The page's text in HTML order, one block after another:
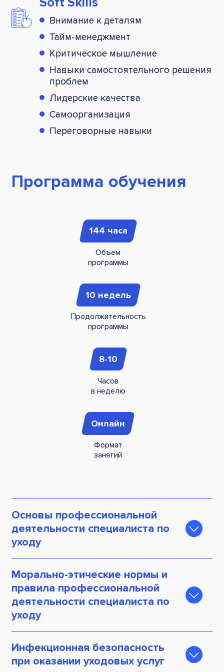
Внимание к деталям
Тайм-менеджмент
Критическое мышление
Навыки самостоятельного решения
проблем
Лидерские качества
Самоорганизация
Переговорные навыки
Программа обучения
144 часа
Объем
программы
10 недель
Продолжительность
программы
8-10
Часов
в неделю
Онлайн
Формат
занятий
Основы профессиональной
деятельности специалиста по
уходу
уходу. Базовые компетенции специалиста на
основе профстандартов
Специфика профессии. Основы
долговременного ухода
Особенности общего ухода за различными
категориями лиц, нуждающихся
(потенциально нуждающихся) в постороннем
уходе в повседневной деятельности.
Морально-этические нормы и
правила профессиональной
деятельности специалиста по
уходу
нуждающихся в уходе. Манипуляция.
Критерии определения манипуляции
Отработка техник работы с манипуляциями,
Инфекционная безопасность
при оказании уходовых услуг